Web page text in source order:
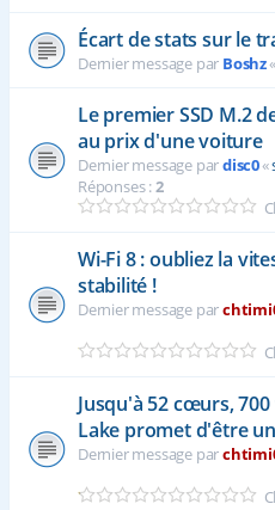
Écart de stats sur le
Dernier message par Boshz«
Le premier SSD M.2
au prix d'une voiture
Dernier message pardisc0«
Réponses :2
Wi-Fi 8 : oubliez la
stabilité !
Dernier message par
Jusqu'à 52 cœurs,
Lake promet d'être
Dernier message par